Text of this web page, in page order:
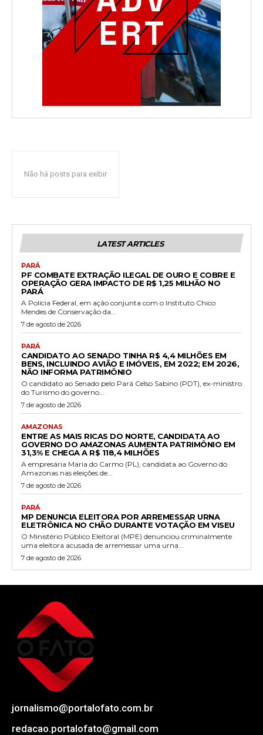
Não há posts para exibir
LATEST ARTICLES
PARÁ
PF COMBATE EXTRAÇÃO ILEGAL DE OURO E COBRE E
OPERAÇÃO GERA IMPACTO DE R$ 1,25 MILHÃO NO
PARÁ
A Polícia Federal, em ação conjunta com o Instituto Chico
Mendes de Conservação da...
7 de agosto de 2026
PARÁ
CANDIDATO AO SENADO TINHA R$ 4,4 MILHÕES EM
BENS, INCLUINDO AVIÃO E IMÓVEIS, EM 2022; EM 2026,
NÃO INFORMA PATRIMÔNIO
O candidato ao Senado pelo Pará Celso Sabino (PDT), ex-ministro
do Turismo do governo...
7 de agosto de 2026
AMAZONAS
ENTRE AS MAIS RICAS DO NORTE, CANDIDATA AO
GOVERNO DO AMAZONAS AUMENTA PATRIMÔNIO EM
31,3% E CHEGA A R$ 118,4 MILHÕES
A empresária Maria do Carmo (PL), candidata ao Governo do
Amazonas nas eleições de...
7 de agosto de 2026
PARÁ
MP DENUNCIA ELEITORA POR ARREMESSAR URNA
ELETRÔNICA NO CHÃO DURANTE VOTAÇÃO EM VISEU
O Ministério Público Eleitoral (MPE) denunciou criminalmente
uma eleitora acusada de arremessar uma urna...
7 de agosto de 2026
jornalismo@portalofato.com.br
redacao.portalofato@gmail.com